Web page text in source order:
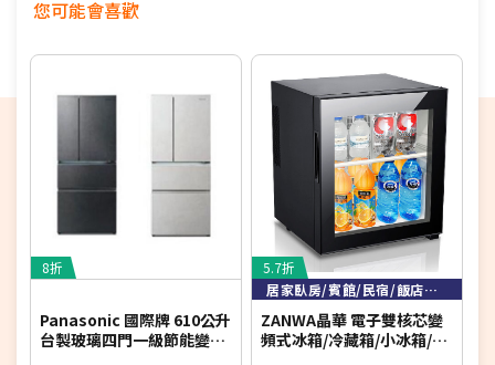
※如商品標題掛有【預購】字樣，都將依照預購日期，以訂
單順序陸續出貨，如遇原廠供貨延遲，將會再另外發送簡訊
通知。
若您同意以上約定事項再行下單，謝謝。
您可能會喜歡
8折
Panasonic 國際牌 610公升
台製玻璃四門一級節能變頻
5.7折
居家臥房/賓館/民宿/飯店客房
ZANWA晶華 電子雙核芯變
頻式冰箱/冷藏箱/小冰箱/紅